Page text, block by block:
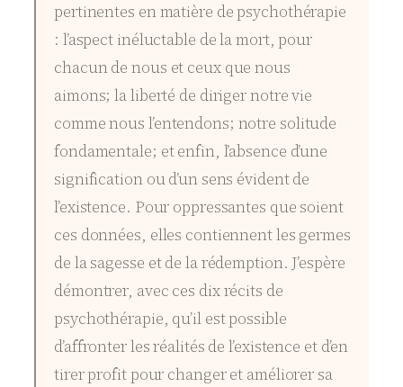
pertinentes en matière de psychothérapie
: l’aspect inéluctable de la mort, pour
chacun de nous et ceux que nous
aimons; la liberté de diriger notre vie
comme nous l’entendons; notre solitude
fondamentale; et enfin, l’absence d’une
signification ou d’un sens évident de
l’existence. Pour oppressantes que soient
ces données, elles contiennent les germes
de la sagesse et de la rédemption. J’espère
démontrer, avec ces dix récits de
psychothérapie, qu’il est possible
d’affronter les réalités de l’existence et d’en
tirer profit pour changer et améliorer sa